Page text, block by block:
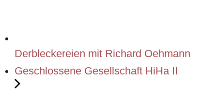
Derbleckereien mit Richard Oehmann
Geschlossene Gesellschaft HiHa II